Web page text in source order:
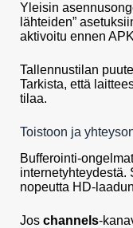
Yleisin
lähteiden”
aktivoitu ennen
Tallennustilan
Tarkista, että
tilaa.
Toistoon ja
Bufferointi-
internetyhteydestä.
nopeutta HD-
Jos channels-